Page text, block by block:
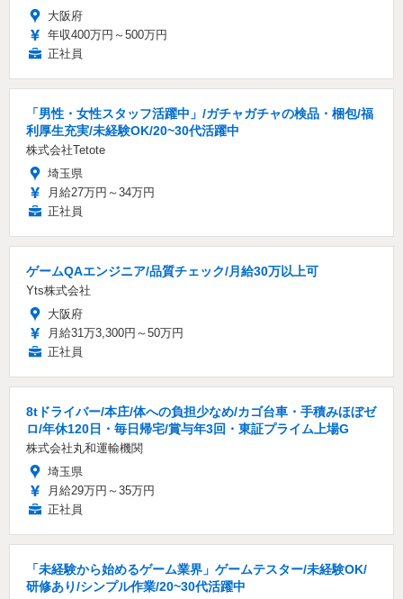
大阪府
年収400万円～500万円
正社員
「男性・女性スタッフ活躍中」/ガチャガチャの検品・梱包/福
利厚生充実/未経験OK/20~30代活躍中
株式会社Tetote
埼玉県
月給27万円～34万円
正社員
ゲームQAエンジニア/品質チェック/月給30万以上可
Yts株式会社
大阪府
月給31万3,300円～50万円
正社員
8tドライバー/本庄/体への負担少なめ/カゴ台車・手積みほぼゼ
ロ/年休120日・毎日帰宅/賞与年3回・東証プライム上場G
株式会社丸和運輸機関
埼玉県
月給29万円～35万円
正社員
「未経験から始めるゲーム業界」ゲームテスター/未経験OK/
研修あり/シンプル作業/20~30代活躍中